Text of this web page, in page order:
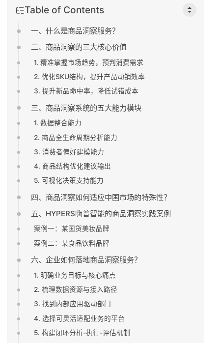
Table of Contents
一、什么是商品洞察服务？
二、商品洞察的三大核心价值
1. 精准掌握市场趋势，预判消费需求
2. 优化SKU结构，提升产品动销效率
3. 提升新品命中率，降低试错成本
三、商品洞察系统的五大能力模块
1. 数据整合能力
2. 商品全生命周期分析能力
3. 消费者偏好建模能力
4. 商品结构优化建议输出
5. 可视化决策支持能力
四、商品洞察如何适应中国市场的特殊性？
五、HYPERS嗨普智能的商品洞察实践案例
案例一：某国货美妆品牌
案例二：某食品饮料品牌
六、企业如何落地商品洞察服务？
1. 明确业务目标与核心痛点
2. 梳理数据资源与接入路径
3. 找到内部应用驱动部门
4. 选择可灵活适配业务的平台
5. 构建闭环分析-执行-评估机制